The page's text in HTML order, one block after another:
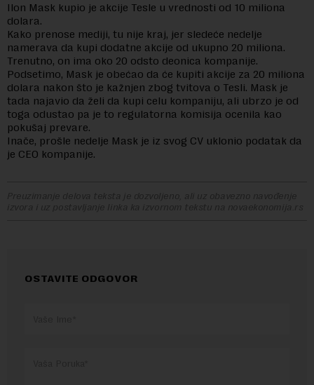
Ilon Mask kupio je akcije Tesle u vrednosti od 10 miliona
dolara.
Kako prenose mediji, tu nije kraj, jer sledeće nedelje
namerava da kupi dodatne akcije od ukupno 20 miliona.
Trenutno, on ima oko 20 odsto deonica kompanije.
Podsetimo, Mask je obećao da će kupiti akcije za 20 miliona
dolara nakon što je kažnjen zbog tvitova o Tesli. Mask je
tada najavio da želi da kupi celu kompaniju, ali ubrzo je od
toga odustao pa je to regulatorna komisija ocenila kao
pokušaj prevare.
Inače, prošle nedelje Mask je iz svog CV uklonio podatak da
je CEO kompanije.
Preuzimanje delova teksta je dozvoljeno, ali uz obavezno navođenje
izvora i uz postavljanje linka ka izvornom tekstu na novaekonomija.rs
OSTAVITE ODGOVOR